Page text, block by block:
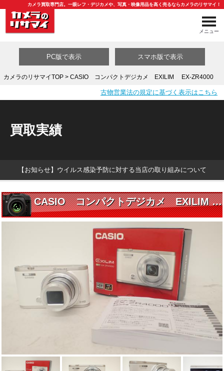
カメラ買取専門店。一眼レフ・デジカメや、写真・映像用品を高く売るならカメラのリサマイ！
メニュー
買取カテゴリ一覧
PC版で表示 スマホ版で表示
カメラのリサマイTOP> CASIO コンパクトデジカメ EXILIM EX-ZR4000
古物営業法の規定に基づく表示はこちら
買取実績
【お知らせ】ウイルス感染予防に対する当店の取り組みについて
CASIO コンパクトデジカメ EXILIM EX-ZR4000